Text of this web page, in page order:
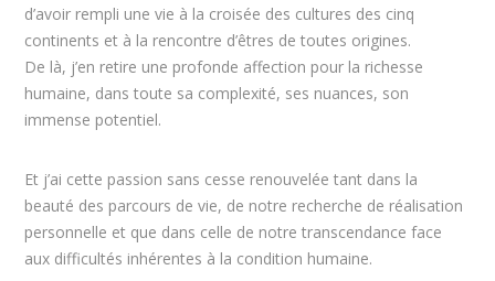
d’avoir rempli une vie à la croisée des cultures des cinq
continents et à la rencontre d’êtres de toutes origines.
De là, j’en retire une profonde affection pour la richesse
humaine, dans toute sa complexité, ses nuances, son
immense potentiel.
Et j’ai cette passion sans cesse renouvelée tant dans la
beauté des parcours de vie, de notre recherche de réalisation
personnelle et que dans celle de notre transcendance face
aux difficultés inhérentes à la condition humaine.